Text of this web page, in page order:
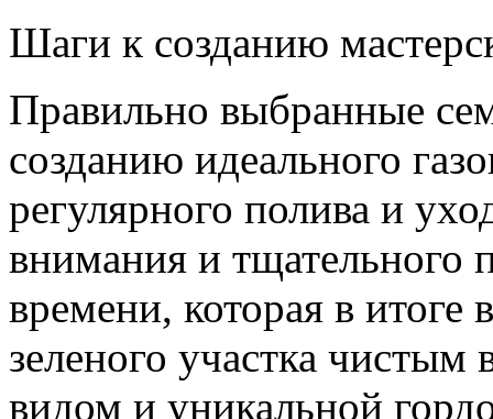
Шаги к созданию
Правильно выбранные
созданию идеального
регулярного полива и
внимания и тщательного
времени, которая в итоге
зеленого участка
видом и уникальной